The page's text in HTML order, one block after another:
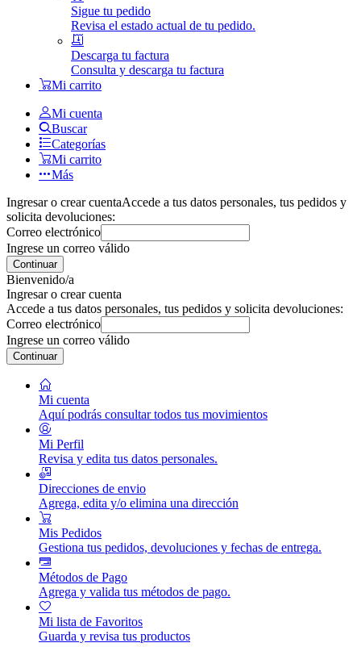
Sigue tu pedido
Revisa el estado actual de tu pedido.
Descarga tu factura
Consulta y descarga tu factura
Mi carrito
Mi cuenta
Buscar
Categorías
Mi carrito
Más
Ingresar o crear cuentaAccede a tus datos personales, tus pedidos y
solicita devoluciones:
Correo electrónico
Ingrese un correo válido
Continuar
Bienvenido/a
Ingresar o crear cuenta
Accede a tus datos personales, tus pedidos y solicita devoluciones:
Correo electrónico
Ingrese un correo válido
Continuar
Mi cuenta
Aquí podrás consultar todos tus movimientos
Mi Perfil
Revisa y edita tus datos personales.
Direcciones de envio
Agrega, edita y/o elimina una dirección
Mis Pedidos
Gestiona tus pedidos, devoluciones y fechas de entrega.
Métodos de Pago
Agrega y valida tus métodos de pago.
Mi lista de Favoritos
Guarda y revisa tus productos